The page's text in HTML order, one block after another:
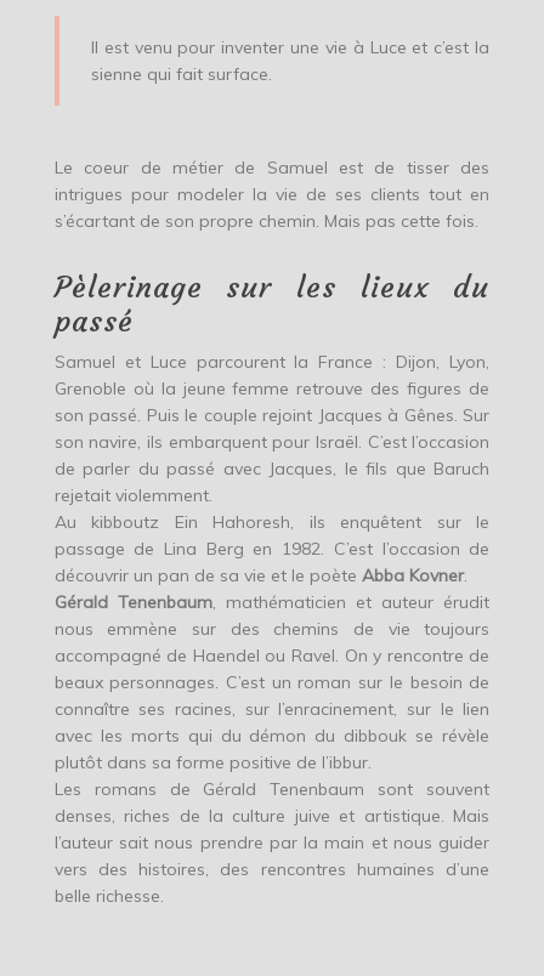
Il est venu pour inventer une vie à Luce et c’est la
sienne qui fait surface.
Le coeur de métier de Samuel est de tisser des
intrigues pour modeler la vie de ses clients tout en
s’écartant de son propre chemin. Mais pas cette fois.
Pèlerinage sur les lieux du
passé
Samuel et Luce parcourent la France : Dijon, Lyon,
Grenoble où la jeune femme retrouve des figures de
son passé. Puis le couple rejoint Jacques à Gênes. Sur
son navire, ils embarquent pour Israël. C’est l’occasion
de parler du passé avec Jacques, le fils que Baruch
rejetait violemment.
Au kibboutz Ein Hahoresh, ils enquêtent sur le
passage de Lina Berg en 1982. C’est l’occasion de
découvrir un pan de sa vie et le poète Abba Kovner.
Gérald Tenenbaum, mathématicien et auteur érudit
nous emmène sur des chemins de vie toujours
accompagné de Haendel ou Ravel. On y rencontre de
beaux personnages. C’est un roman sur le besoin de
connaître ses racines, sur l’enracinement, sur le lien
avec les morts qui du démon du dibbouk se révèle
plutôt dans sa forme positive de l’ibbur.
Les romans de Gérald Tenenbaum sont souvent
denses, riches de la culture juive et artistique. Mais
l’auteur sait nous prendre par la main et nous guider
vers des histoires, des rencontres humaines d’une
belle richesse.